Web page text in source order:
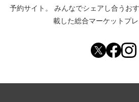
予約サイト。
みんなでシェアし合う お
載した総合マーケットプレ